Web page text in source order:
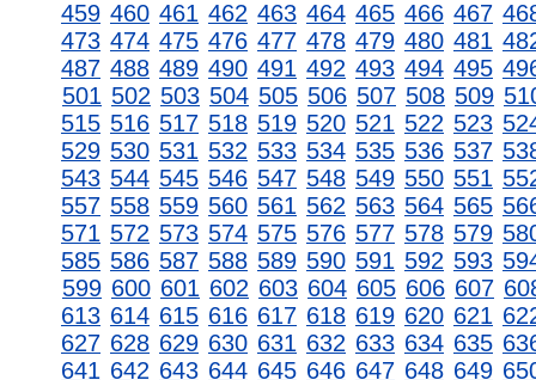
459 460 461 462 463 464 465 466 467
473 474 475 476 477 478 479 480 481
487 488 489 490 491 492 493 494 495
501 502 503 504 505 506 507 508 509
515 516 517 518 519 520 521 522 523
529 530 531 532 533 534 535 536 537
543 544 545 546 547 548 549 550 551
557 558 559 560 561 562 563 564 565
571 572 573 574 575 576 577 578 579
585 586 587 588 589 590 591 592 593
599 600 601 602 603 604 605 606 607
613 614 615 616 617 618 619 620 621
627 628 629 630 631 632 633 634 635
641 642 643 644 645 646 647 648 649